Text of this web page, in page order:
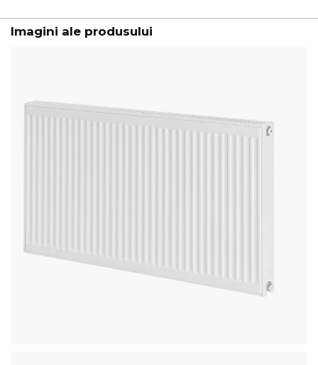
Imagini ale produsului